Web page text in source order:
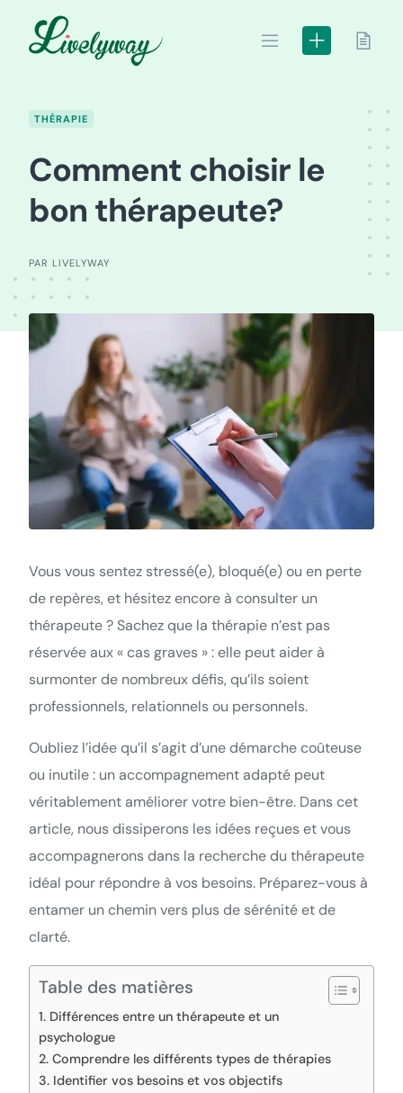
content
THÉRAPIE
Comment choisir le
bon thérapeute?
PAR LIVELYWAY
Vous vous sentez stressé(e), bloqué(e) ou en perte
de repères, et hésitez encore à consulter un
thérapeute ? Sachez que la thérapie n’est pas
réservée aux « cas graves » : elle peut aider à
surmonter de nombreux défis, qu’ils soient
professionnels, relationnels ou personnels.
Oubliez l’idée qu’il s’agit d’une démarche coûteuse
ou inutile : un accompagnement adapté peut
véritablement améliorer votre bien-être. Dans cet
article, nous dissiperons les idées reçues et vous
accompagnerons dans la recherche du thérapeute
idéal pour répondre à vos besoins. Préparez-vous à
entamer un chemin vers plus de sérénité et de
clarté.
Table des matières
1. Différences entre un thérapeute et un
psychologue
2. Comprendre les différents types de thérapies
3. Identifier vos besoins et vos objectifs